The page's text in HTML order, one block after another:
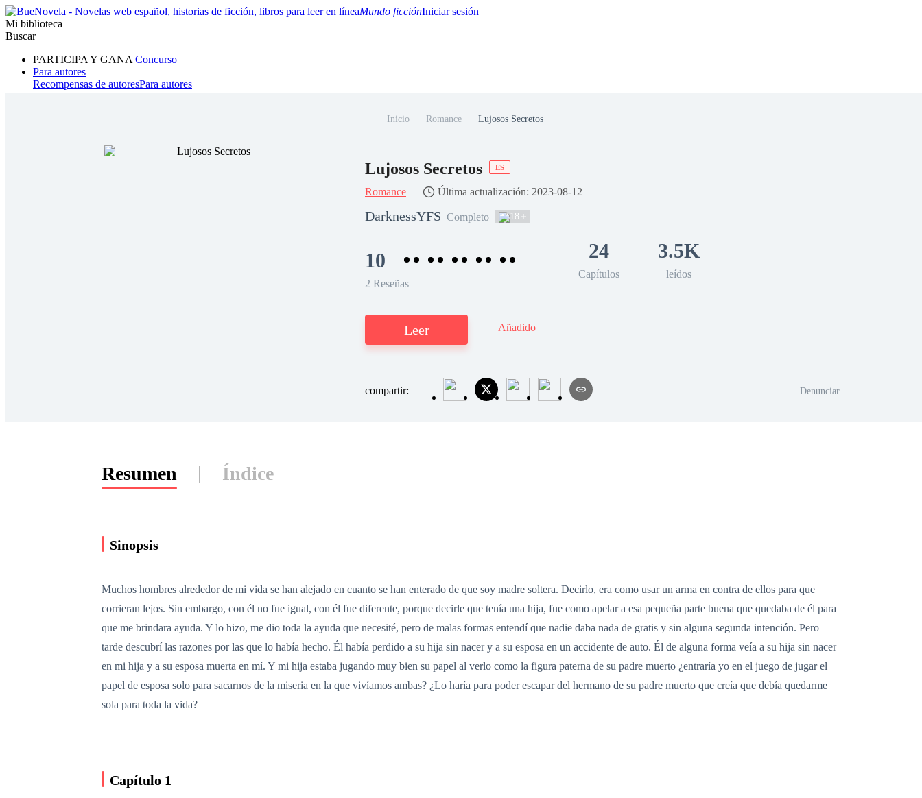
Mundo ficciónIniciar sesión
Mi biblioteca
Buscar
PARTICIPA Y GANA Concurso
Para autores
Recompensas de autoresPara autores
Ranking
Hombre lobo Mafia Sistema Fantasía
Inicio Romance Lujosos Secretos
Lujosos Secretos ES
Romance Última actualización: 2023-08-12
DarknessYFS Completo 18
10
2 Reseñas
24
Capítulos
3.5K
leídos
Leer Añadido
compartir: Denunciar
Resumen Índice
Sinopsis
Muchos hombres alrededor de mi vida se han alejado en cuanto se han enterado de que soy madre soltera. Decirlo, era como usar un arma en contra de ellos para que
corrieran lejos. Sin embargo, con él no fue igual, con él fue diferente, porque decirle que tenía una hija, fue como apelar a esa pequeña parte buena que quedaba de él para
que me brindara ayuda. Y lo hizo, me dio toda la ayuda que necesité, pero de malas formas entendí que nadie daba nada de gratis y sin alguna segunda intención. Pero
tarde descubrí las razones por las que lo había hecho. Él había perdido a su hija sin nacer y a su esposa en un accidente de auto. Él de alguna forma veía a su hija sin nacer
en mi hija y a su esposa muerta en mí. Y mi hija estaba jugando muy bien su papel al verlo como la figura paterna de su padre muerto ¿entraría yo en el juego de jugar el
papel de esposa solo para sacarnos de la miseria en la que vivíamos ambas? ¿Lo haría para poder escapar del hermano de su padre muerto que creía que debía quedarme
sola para toda la vida?
Capítulo 1